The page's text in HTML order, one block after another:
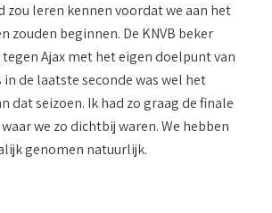
zou leren kennen voordat we aan het
zouden beginnen. De KNVB beker
Ajax met het eigen doelpunt van
de laatste seconde was wel het
dat seizoen. Ik had zo graag de finale
we zo dichtbij waren. We hebben
genomen natuurlijk.